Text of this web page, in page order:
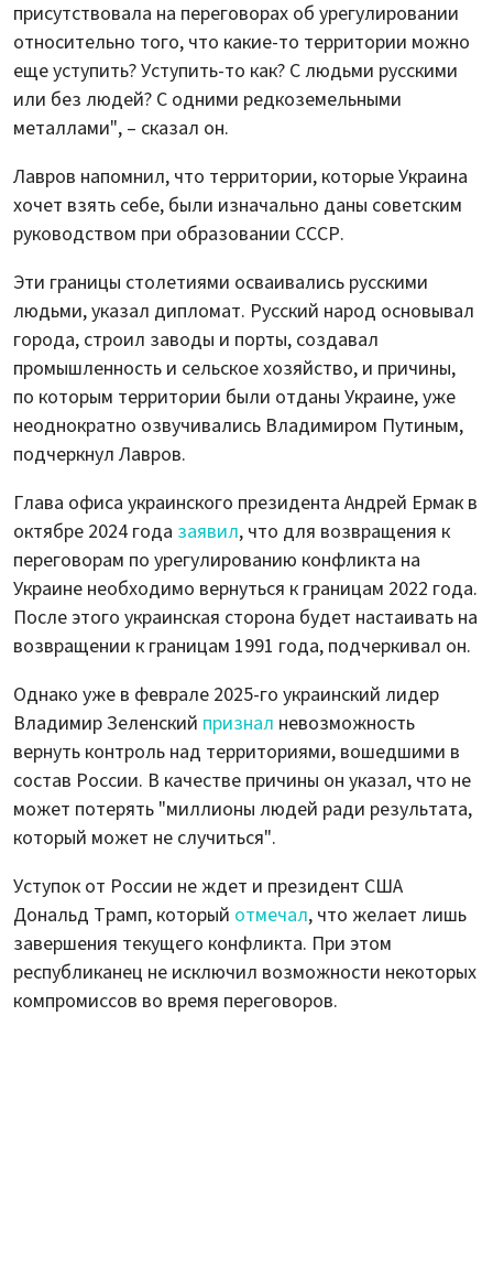
присутствовала на переговорах об урегулировании
относительно того, что какие-то территории можно
еще уступить? Уступить-то как? С людьми русскими
или без людей? С одними редкоземельными
металлами", – сказал он.
Лавров напомнил, что территории, которые Украина
хочет взять себе, были изначально даны советским
руководством при образовании СССР.
Эти границы столетиями осваивались русскими
людьми, указал дипломат. Русский народ основывал
города, строил заводы и порты, создавал
промышленность и сельское хозяйство, и причины,
по которым территории были отданы Украине, уже
неоднократно озвучивались Владимиром Путиным,
подчеркнул Лавров.
Глава офиса украинского президента Андрей Ермак в
октябре 2024 года заявил, что для возвращения к
переговорам по урегулированию конфликта на
Украине необходимо вернуться к границам 2022 года.
После этого украинская сторона будет настаивать на
возвращении к границам 1991 года, подчеркивал он.
Однако уже в феврале 2025-го украинский лидер
Владимир Зеленский признал невозможность
вернуть контроль над территориями, вошедшими в
состав России. В качестве причины он указал, что не
может потерять "миллионы людей ради результата,
который может не случиться".
Уступок от России не ждет и президент США
Дональд Трамп, который отмечал, что желает лишь
завершения текущего конфликта. При этом
республиканец не исключил возможности некоторых
компромиссов во время переговоров.